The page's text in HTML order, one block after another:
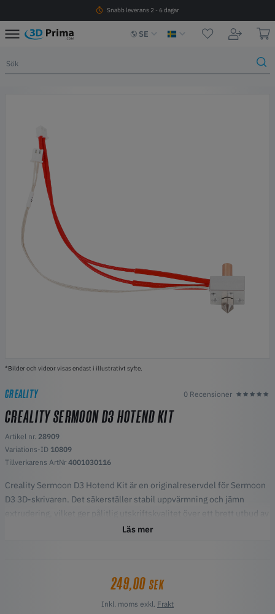
Snabb leverans 2 - 6 dagar
SE
*Bilder och videor visas endast i illustrativt syfte.
CREALITY 0 Recensioner
CREALITY SERMOON D3 HOTEND KIT
Artikel nr. 28909
Variations-ID 10809
Tillverkarens ArtNr 4001030116
Creality Sermoon D3 Hotend Kit är en originalreservdel för Sermoon
D3 3D-skrivaren. Det säkerställer stabil uppvärmning och jämn
extrudering, vilket ger pålitlig utskriftskvalitet över ett brett utbud av
material. Byggt med hållbara komponenter är hotend-kitet enkelt att
Original Creality-reservdel
Läs mer
249,00 SEK
Inkl. moms exkl. Frakt